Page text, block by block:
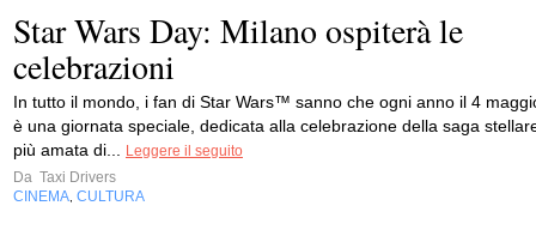
Star Wars Day: Milano ospiterà le
celebrazioni
In tutto il mondo, i fan di Star Wars™ sanno che ogni anno il 4
è una giornata speciale, dedicata alla celebrazione della saga
più amata di... Leggere il seguito
Da Taxi Drivers
CINEMA, CULTURA